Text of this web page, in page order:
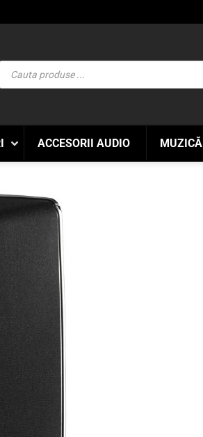
Products
search
ACCESORII AUDIO MUZICĂ